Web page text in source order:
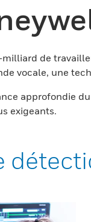
de
vocale, une
approfondie
exigeants.